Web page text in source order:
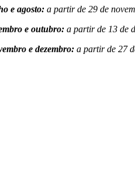
e agosto: a partir de 29 de
e outubro: a partir de 13 de
e dezembro: a partir de 27